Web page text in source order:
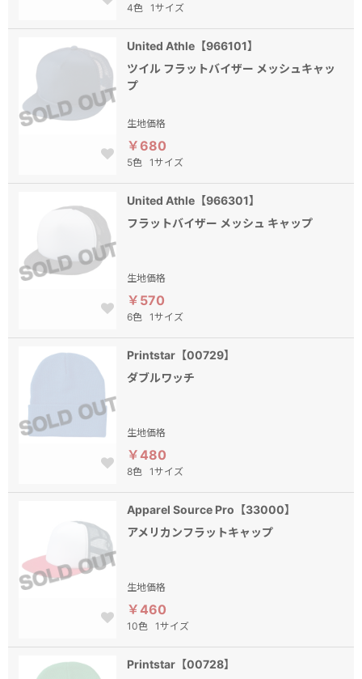
4色 1サイズ
United Athle【966101】
ツイル フラットバイザー メッシュキャッ
プ
生地価格
￥680
5色 1サイズ
United Athle【966301】
フラットバイザー メッシュ キャップ
生地価格
￥570
6色 1サイズ
Printstar【00729】
ダブルワッチ
生地価格
￥480
8色 1サイズ
Apparel Source Pro【33000】
アメリカンフラットキャップ
生地価格
￥460
10色 1サイズ
Printstar【00728】